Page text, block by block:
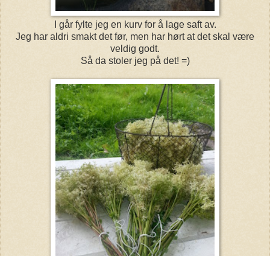
I går fylte jeg en kurv for å lage saft av.
Jeg har aldri smakt det før, men har hørt at det skal være
veldig godt.
Så da stoler jeg på det! =)